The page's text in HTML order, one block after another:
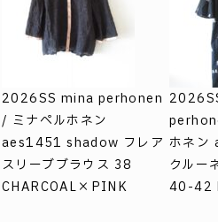
2026SS mina perhonen
/ ミナペルホネン
aes1451 shadow フレア
スリーブブラウス 38
CHARCOAL×PINK
ホネ
クルー
40-42